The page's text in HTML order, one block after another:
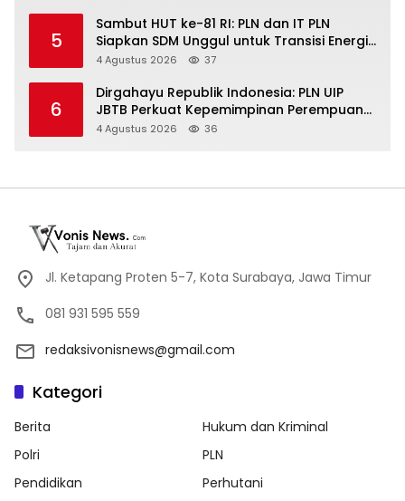
5
Sambut HUT ke-81 RI: PLN dan IT PLN
Siapkan SDM Unggul untuk Transisi Energi
Lewat Pelatihan Energi Terbarukan bagi
4 Agustus 2026 37
6
Dirgahayu Republik Indonesia: PLN UIP
JBTB Perkuat Kepemimpinan Perempuan
melalui Srikandi Movement 2026
4 Agustus 2026 36
Jl. Ketapang Proten 5-7, Kota Surabaya, Jawa Timur
081 931 595 559
redaksivonisnews@gmail.com
Kategori
Berita
Hukum dan Kriminal
Polri
PLN
Pendidikan
Perhutani